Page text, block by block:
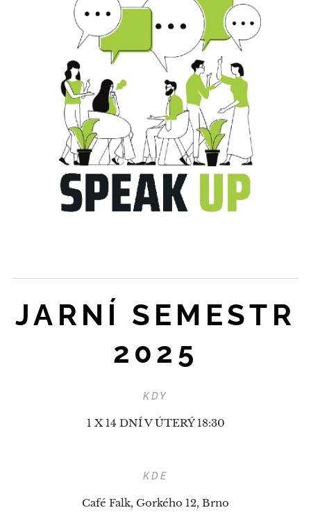
JARNÍ SEMESTR
2025
KDY
1 X 14 DNÍ V ÚTERÝ 18:30
KDE
Café Falk, Gorkého 12, Brno